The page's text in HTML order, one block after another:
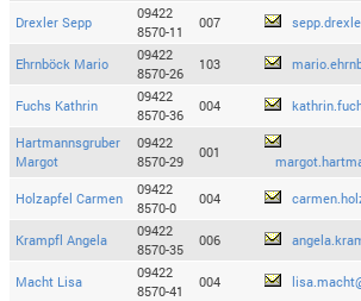
Drexler Sepp
09422
8570-11
007
Ehrnböck Mario
09422
8570-26
103
Fuchs Kathrin
09422
8570-36
004
Hartmannsgruber
Margot
09422
8570-29
001
Holzapfel Carmen
09422
8570-0
004
Krampfl Angela
09422
8570-35
006
Macht Lisa
09422
8570-41
004